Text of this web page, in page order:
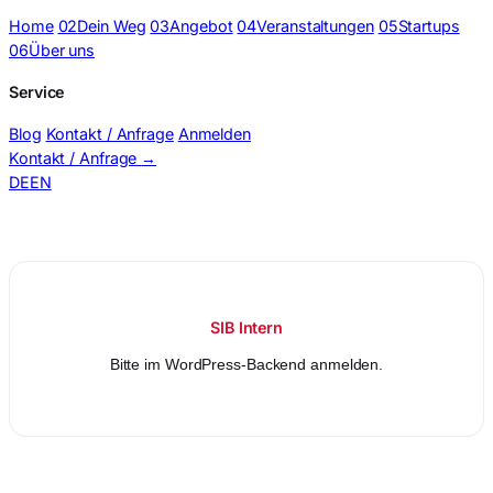
Home 02Dein Weg 03Angebot 04Veranstaltungen 05Startups
06Über uns
Service
Blog Kontakt / Anfrage Anmelden
Kontakt / Anfrage →
DEEN
SIB Intern
Bitte im WordPress-Backend anmelden.